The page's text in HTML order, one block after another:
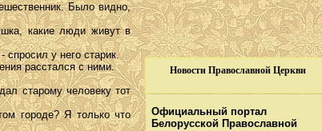
Новости Православной Церкви
Официальный портал
Белорусской Православной
Было видно,
какие люди живут в
у него старик.
расстался с ними.
старому человеку тот
городе? Я только что